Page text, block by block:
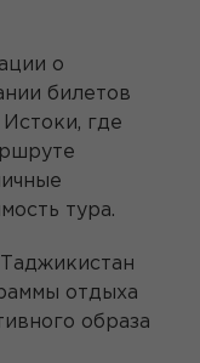
о
билетов
где
тура.
отдыха
образа